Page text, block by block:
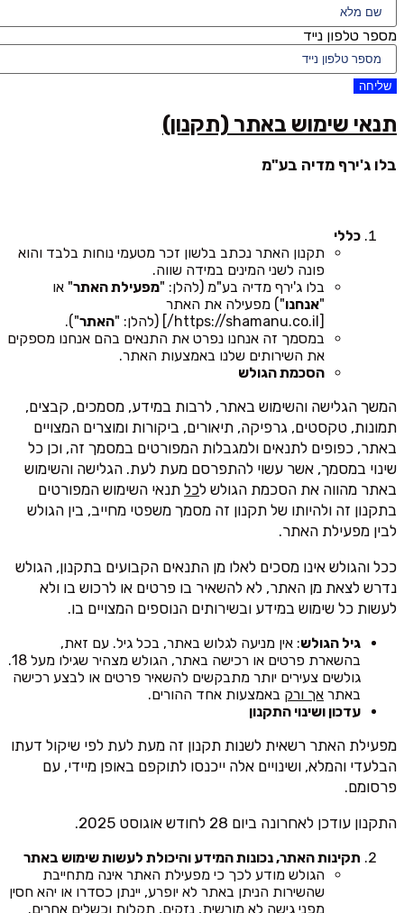
מספר טלפון נייד
שליחה
תנאי שימוש באתר (תקנון)
בלו ג'ירף מדיה בע"מ
כללי
תקנון האתר נכתב בלשון זכר מטעמי נוחות בלבד והוא
פונה לשני המינים במידה שווה.
בלו ג'ירף מדיה בע"מ (להלן: "מפעילת האתר" או
"אנחנו") מפעילה את האתר
[https://shamanu.co.il/] (להלן: "
האתר").
במסמך זה אנחנו נפרט את התנאים בהם אנחנו מספקים
את השירותים שלנו באמצעות האתר.
הסכמת הגולש
המשך הגלישה והשימוש באתר, לרבות במידע, מסמכים, קבצים,
תמונות, טקסטים, גרפיקה, תיאורים, ביקורות ומוצרים המצויים
באתר, כפופים לתנאים ולמגבלות המפורטים במסמך זה, וכן כל
שינוי במסמך, אשר עשוי להתפרסם מעת לעת. הגלישה והשימוש
באתר מהווה את הסכמת הגולש לכל תנאי השימוש המפורטים
בתקנון זה ולהיותו של תקנון זה מסמך משפטי מחייב, בין הגולש
לבין מפעילת האתר.
ככל והגולש אינו מסכים לאלו מן התנאים הקבועים בתקנון, הגולש
נדרש לצאת מן האתר, לא להשאיר בו פרטים או לרכוש בו ולא
לעשות כל שימוש במידע ובשירותים הנוספים המצויים בו.
גיל הגולש: אין מניעה לגלוש באתר, בכל גיל. עם זאת,
בהשארת פרטים או רכישה באתר, הגולש מצהיר שגילו מעל 18.
גולשים צעירים יותר מתבקשים להשאיר פרטים או לבצע רכישה
באתר אך ורק באמצעות אחד ההורים.
עדכון ושינוי התקנון
מפעילת האתר רשאית לשנות תקנון זה מעת לעת לפי שיקול דעתו
הבלעדי והמלא, ושינויים אלה ייכנסו לתוקפם באופן מיידי, עם
פרסומם.
התקנון עודכן לאחרונה ביום 28 לחודש אוגוסט 2025.
תקינות האתר, נכונות המידע והיכולת לעשות שימוש באתר
הגולש מודע לכך כי מפעילת האתר אינה מתחייבת
שהשירות הניתן באתר לא יופרע, יינתן כסדרו או יהא חסין
מפני גישה לא מורשית, נזקים, תקלות וכשלים אחרים.